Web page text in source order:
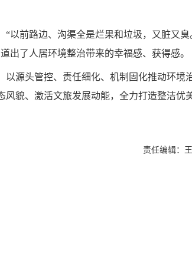
以前路边、沟渠全是烂果和垃圾，又脏又
出了人居环境整治带来的幸福感、获得感。
源头管控、责任细化、机制固化推动环境
貌、激活文旅发展动能，全力打造整洁优
责任编辑：